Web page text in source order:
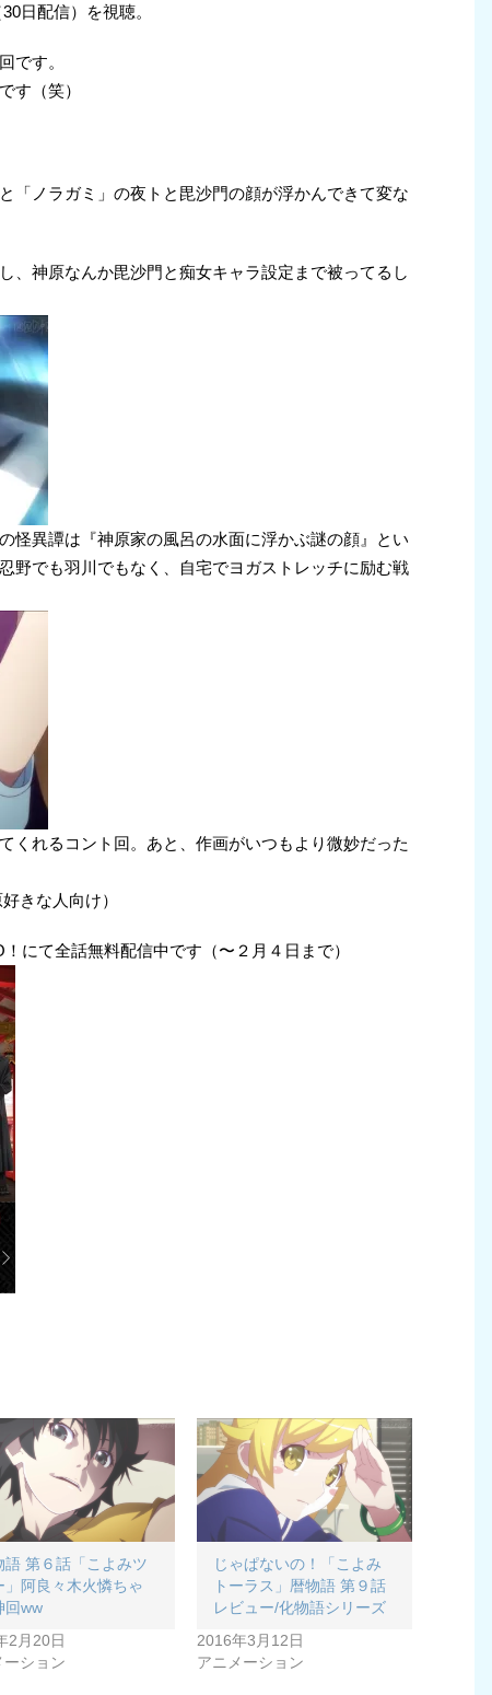
日配信）を視聴。
です。
す（笑）
「ノラガミ」の夜トと毘沙門の顔が浮かんできて変な
、神原なんか毘沙門と痴女キャラ設定まで被ってるし
怪異譚は『神原家の風呂の水面に浮かぶ謎の顔』とい
野でも羽川でもなく、自宅でヨガストレッチに励む戦
くれるコント回。あと、作画がいつもより微妙だった
な人向け）
にて全話無料配信中です（〜２月４日まで）
語 第６話「こよみツ
」阿良々木火憐ちゃ
回ww
2月20日
ーション
じゃぱないの！「こよみ
トーラス」暦物語 第９話
レビュー/化物語シリーズ
2016年3月12日
アニメーション